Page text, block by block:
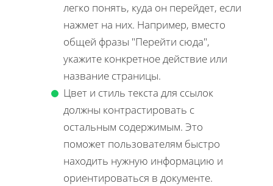
легко понять, куда он перейдет, если
нажмет на них. Например, вместо
общей фразы "Перейти сюда",
укажите конкретное действие или
название страницы.
Цвет и стиль текста для ссылок
должны контрастировать с
остальным содержимым. Это
поможет пользователям быстро
находить нужную информацию и
ориентироваться в документе.